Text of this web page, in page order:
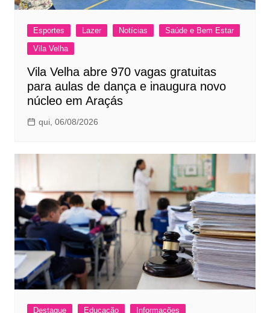
Esportes Lazer Notícias
Saúde e Bem Estar
Vila Velha
Vila Velha abre 970 vagas gratuitas
para aulas de dança e inaugura novo
núcleo em Araçás
qui, 06/08/2026
Destaque Educação Informações